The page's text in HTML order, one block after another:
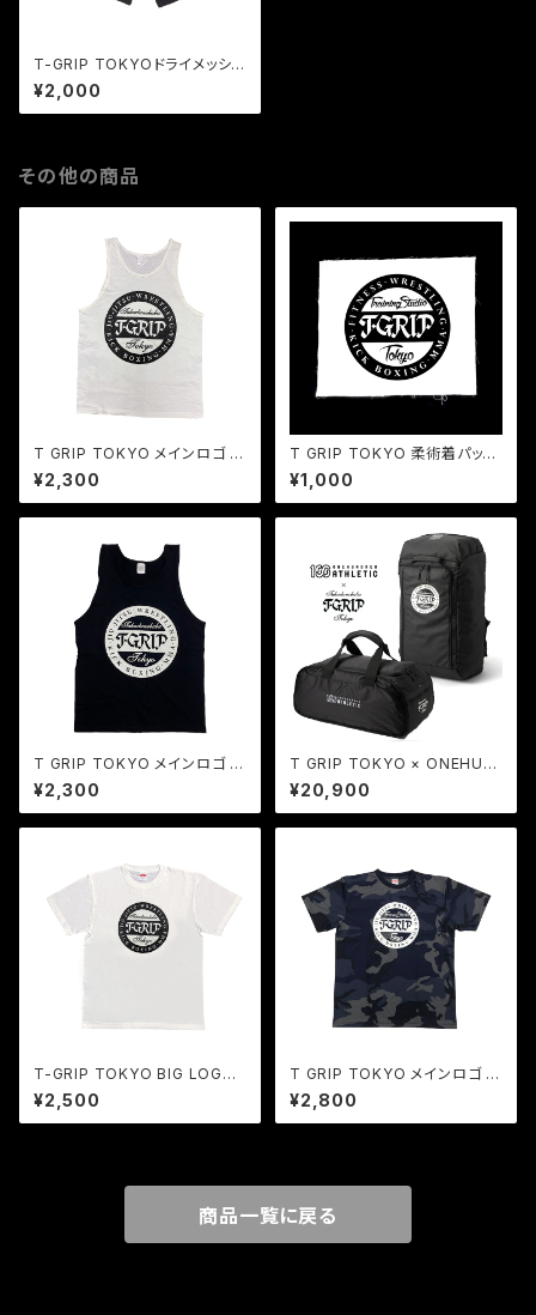
T-GRIP TOKYOドライメッシュ
ハーフパンツ（ブラック）
¥2,000
その他の商品
T GRIP TOKYO メインロゴ タ
ンクトップ（ホワイト）
¥2,300
T GRIP TOKYO 柔術着パッチ
（ホワイト）
¥1,000
T GRIP TOKYO メインロゴ タ
ンクトップ（ブラック）
¥2,300
T GRIP TOKYO × ONEHUN
DRED ATHLETIC 100A 別注
コラボ 2wayリバーシブルバッグ
¥20,900
T-GRIP TOKYO BIG LOGO
Tシャツ（ホワイト）
¥2,500
T GRIP TOKYO メインロゴ ド
ライメッシュシャツ（カモブルー）
¥2,800
商品一覧に戻る